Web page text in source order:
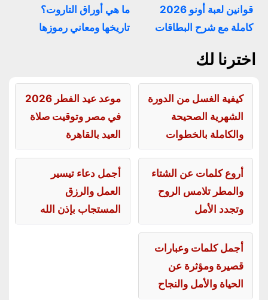
قوانين لعبة أونو 2026
كاملة مع شرح البطاقات
ما هي أوراق التاروت؟
تاريخها ومعاني رموزها
اخترنا لك
كيفية الغسل من الدورة
الشهرية الصحيحة
والكاملة بالخطوات
موعد عيد الفطر 2026
في مصر وتوقيت صلاة
العيد بالقاهرة
أروع كلمات عن الشتاء
والمطر تلامس الروح
وتجدد الأمل
أجمل دعاء تيسير
العمل والرزق
المستجاب بإذن الله
أجمل كلمات وعبارات
قصيرة ومؤثرة عن
الحياة والأمل والنجاح